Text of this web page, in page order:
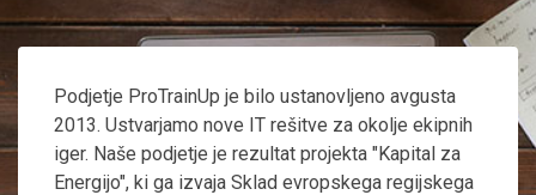
Podjetje ProTrainUp je bilo ustanovljeno avgusta
2013. Ustvarjamo nove IT rešitve za okolje ekipnih
iger. Naše podjetje je rezultat projekta "Kapital za
Energijo", ki ga izvaja Sklad evropskega regijskega